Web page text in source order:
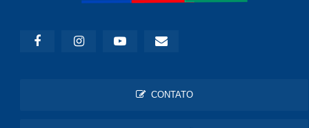
CONTATO